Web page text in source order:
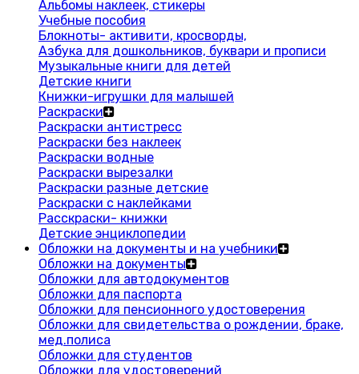
Альбомы наклеек, стикеры
Учебные пособия
Блокноты- активити, кросворды,
Азбука для дошкольников, буквари и прописи
Музыкальные книги для детей
Детские книги
Книжки-игрушки для малышей
Раскраски
Раскраски антистресс
Раскраски без наклеек
Раскраски водные
Раскраски вырезалки
Раскраски разные детские
Раскраски с наклейками
Расскраски- книжки
Детские энциклопедии
Обложки на документы и на учебники
Обложки на документы
Обложки для автодокументов
Обложки для паспорта
Обложки для пенсионного удостоверения
Обложки для свидетельства о рождении, браке,
мед.полиса
Обложки для студентов
Обложки для удостоверений